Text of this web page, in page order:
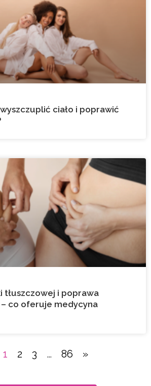
ciało i poprawić
tłuszczowej i poprawa
co oferuje medycyna
1 2 3 … 86 »